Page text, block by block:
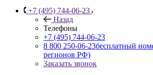
+7 (495) 744-06-23
Назад
Телефоны
+7 (495) 744-06-23
8 800 250-06-23бесплатный
регионов РФ)
Заказать звонок